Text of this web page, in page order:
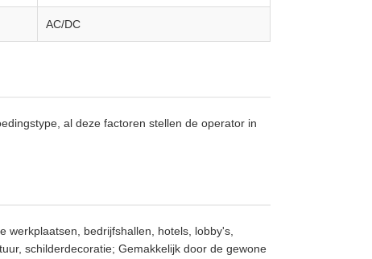
AC/DC
al deze factoren stellen de operator in
bedrijfshallen, hotels, lobby's,
schilderdecoratie; Gemakkelijk door de gewone